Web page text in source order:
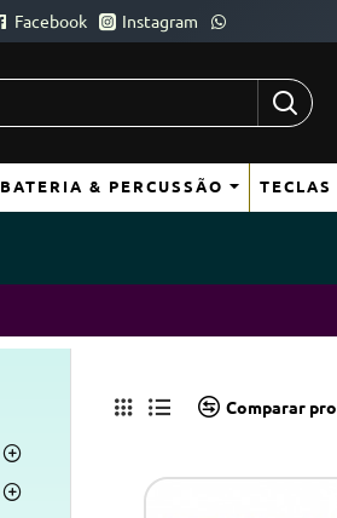
Facebook Instagram
BATERIA & PERCUSSÃO TECLAS
Comparar